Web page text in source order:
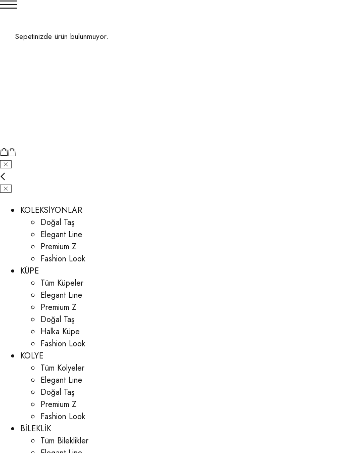
Sepetinizde ürün bulunmuyor.
KOLEKSİYONLAR
Doğal Taş
Elegant Line
Premium Z
Fashion Look
KÜPE
Tüm Küpeler
Elegant Line
Premium Z
Doğal Taş
Halka Küpe
Fashion Look
KOLYE
Tüm Kolyeler
Elegant Line
Doğal Taş
Premium Z
Fashion Look
BİLEKLİK
Tüm Bileklikler